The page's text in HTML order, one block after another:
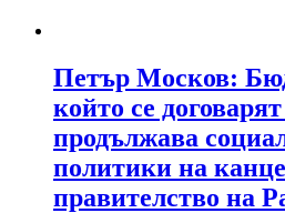
Петър Москов:
който се
продължава
политики на
правителство на